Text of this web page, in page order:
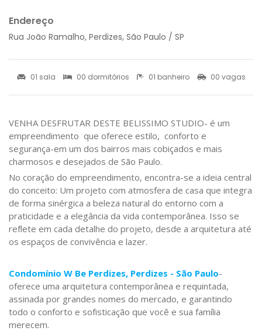
Endereço
Rua João Ramalho, Perdizes, São Paulo / SP
01 sala 00 dormitórios 01 banheiro 00 vagas
VENHA DESFRUTAR DESTE BELISSIMO STUDIO- é um
empreendimento que oferece estilo, conforto e
segurança-em um dos bairros mais cobiçados e mais
charmosos e desejados de São Paulo.
No coração do empreendimento, encontra-se a ideia central
do conceito: Um projeto com atmosfera de casa que integra
de forma sinérgica a beleza natural do entorno com a
praticidade e a elegância da vida contemporânea. Isso se
reflete em cada detalhe do projeto, desde a arquitetura até
os espaços de convivência e lazer.
Condomínio W Be Perdizes, Perdizes - São Paulo-
oferece uma arquitetura contemporânea e requintada,
assinada por grandes nomes do mercado, e garantindo
todo o conforto e sofisticação que você e sua família
merecem.